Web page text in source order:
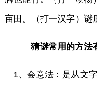
亩田。（打一汉字）谜
猜谜常用的方法
1、会意法：是从文